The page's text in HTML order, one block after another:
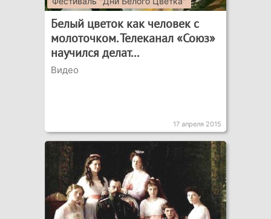
Белый цветок как человек с
молоточком. Телеканал «Союз»
научился делат...
Видео
17 апреля 2015